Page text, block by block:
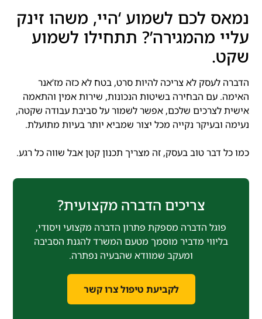
נמאס לכם לשמוע ‘היי, משהו זינק
עליי מהמגירה’? תתחילו לשמוע
שקט.
הדברה לעסק לא צריכה להיות סרט, בטח לא כזה מז’אנר
האימה. עם הבחירה בשיטות הנכונות, שירות אמין והתאמה
אישית לצרכים שלכם, אפשר לשמור על סביבת עבודה שקטה,
נעימה ובעיקר נקייה מכל יצור שמביא יותר בעיות מתועלת.
כמו כל דבר טוב בעסק, זה מצריך תכנון קטן אבל שווה כל רגע.
צריכים הדברה מקצועית?
פוגל הדברה מספקת פתרון הדברה מקצועי ויסודי,
בליווי מדביר מוסמך מטעם המשרד להגנת הסביבה
ומעקב שמוודא שהבעיה נפתרה.
לקביעת טיפול צרו קשר